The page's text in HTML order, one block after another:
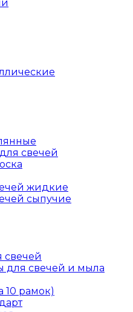
свечей
жидкие
сыпучие
свечей
для свечей и мыла
10 рамок)